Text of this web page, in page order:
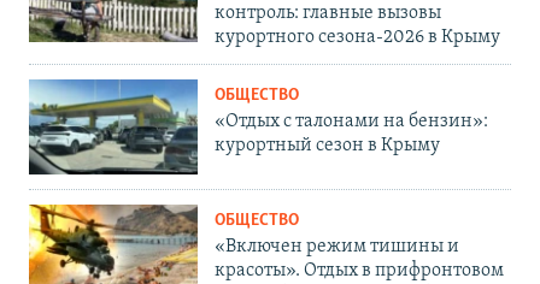
контроль: главные вызовы
курортного сезона-2026 в Крыму
ОБЩЕСТВО
«Отдых с талонами на бензин»:
курортный сезон в Крыму
ОБЩЕСТВО
«Включен режим тишины и
красоты». Отдых в прифронтовом